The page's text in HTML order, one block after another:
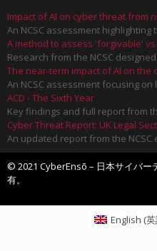
Impact of AI on cyber threat from
An NCSC assessment
A method to assess 'forgivable'
Research from the NCSC
The near-term impact of AI on the
An NCSC assessment focusing
ACD - The Sixth Year
Key findings and full report from
Cyber Threat Report: UK Legal
An updated report from the
© 2021 CyberEnsō – 日本サイバー
有。
English (